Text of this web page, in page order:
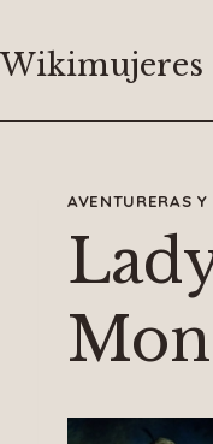
al
Wikimujeres
AVENTURERAS